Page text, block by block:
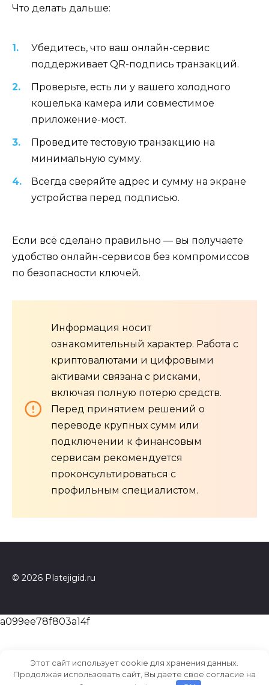
Что делать дальше:
Убедитесь, что ваш онлайн-сервис
поддерживает QR-подпись транзакций.
Проверьте, есть ли у вашего холодного
кошелька камера или совместимое
приложение-мост.
Проведите тестовую транзакцию на
минимальную сумму.
Всегда сверяйте адрес и сумму на экране
устройства перед подписью.
Если всё сделано правильно — вы получаете
удобство онлайн-сервисов без компромиссов
по безопасности ключей.
Информация носит
ознакомительный характер. Работа с
криптовалютами и цифровыми
активами связана с рисками,
включая полную потерю средств.
Перед принятием решений о
переводе крупных сумм или
подключении к финансовым
сервисам рекомендуется
проконсультироваться с
профильным специалистом.
© 2026 Platejigid.ru
a099ee78f803a14f
Этот сайт использует cookie для хранения данных.
Продолжая использовать сайт, Вы даете свое согласие на